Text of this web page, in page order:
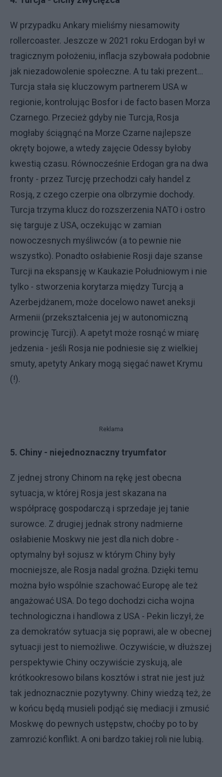
W przypadku Ankary mieliśmy niesamowity
rollercoaster. Jeszcze w 2021 roku Erdogan był w
tragicznym położeniu, inflacja szybowała podobnie
jak niezadowolenie społeczne. A tu taki prezent...
Turcja stała się kluczowym partnerem USA w
regionie, kontrolując Bosfor i de facto basen Morza
Czarnego. Przecież gdyby nie Turcja, Rosja
mogłaby ściągnąć na Morze Czarne najlepsze
okręty bojowe, a wtedy zajęcie Odessy byłoby
kwestią czasu. Równocześnie Erdogan gra na dwa
fronty - przez Turcję przechodzi cały handel z
Rosją, z czego czerpie ona olbrzymie dochody.
Turcja trzyma klucz do rozszerzenia NATO i ostro
się targuje z USA, oczekując w zamian
nowoczesnych myśliwców (a to pewnie nie
wszystko). Ponadto osłabienie Rosji daje szanse
Turcji na ekspansję w Kaukazie Południowym i nie
tylko - stworzenia korytarza między Turcją a
Azerbejdżanem, może docelowo nawet aneksji
Armenii (przekształcenia jej w autonomiczną
prowincję Turcji). A apetyt może rosnąć w miarę
jedzenia - jeśli Rosja nie podniesie się z wielkiej
smuty, apetyty Ankary mogą sięgać nawet Krymu
(!).
Reklama
5. Chiny - niejednoznaczny tryumfator
Z jednej strony Chinom na rękę jest obecna
sytuacja, w której Rosja jest skazana na
współpracę gospodarczą i sprzedaje jej tanie
surowce. Z drugiej jednak strony nadmierne
osłabienie Moskwy nie jest dla nich dobre -
optymalny był sojusz w którym Chiny były
mocniejsze, ale Rosja nadal groźna. Dzięki temu
można było wspólnie szachować Europę ale też
angażować USA. Do tego dochodzi cicha wojna
technologiczna i handlowa z USA - Pekin liczył, że
za demokratów sytuacja się poprawi, ale w obecnej
sytuacji jest to niemożliwe. Oczywiście, w dłuższej
perspektywie Chiny oczywiście zyskują, ale
krótkookresowo bilans kosztów i strat nie jest już
tak jednoznacznie pozytywny. Chiny wiedzą też, że
w końcu będą musieli podjąć się mediacji i zmusić
Moskwę do pewnych ustępstw, choćby po to by
zamrozić konflikt. A oni bardzo takiej roli nie lubią.